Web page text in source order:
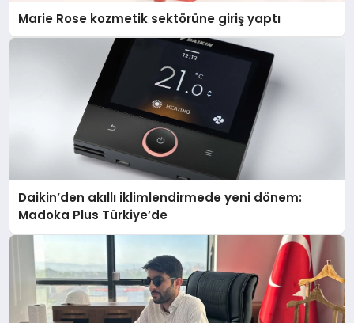
Marie Rose kozmetik sektörüne giriş yaptı
Daikin’den akıllı iklimlendirmede yeni dönem:
Madoka Plus Türkiye’de